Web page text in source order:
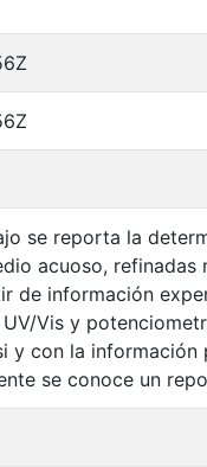
se reporta la
acuoso,
de información
Vis y
y con la
se conoce un